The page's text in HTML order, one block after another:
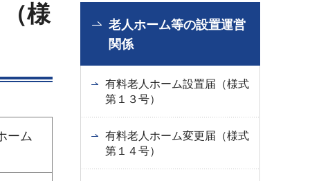
様
ーム
老人ホーム等の設置運営
関係
有料老人ホーム設置届（様式
第１３号）
有料老人ホーム変更届（様式
第１４号）